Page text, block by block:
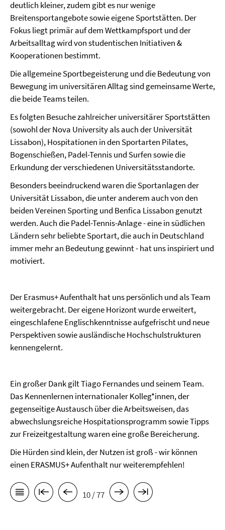
deutlich kleiner, zudem gibt es nur wenige
Breitensportangebote sowie eigene Sportstätten. Der
Fokus liegt primär auf dem Wettkampfsport und der
Arbeitsalltag wird von studentischen Initiativen &
Kooperationen bestimmt.
Die allgemeine Sportbegeisterung und die Bedeutung von
Bewegung im universitären Alltag sind gemeinsame Werte,
die beide Teams teilen.
Es folgten Besuche zahlreicher universitärer Sportstätten
(sowohl der Nova University als auch der Universität
Lissabon), Hospitationen in den Sportarten Pilates,
Bogenschießen, Padel-Tennis und Surfen sowie die
Erkundung der verschiedenen Universitätsstandorte.
Besonders beeindruckend waren die Sportanlagen der
Universität Lissabon, die unter anderem auch von den
beiden Vereinen Sporting und Benfica Lissabon genutzt
werden. Auch die Padel-Tennis-Anlage - eine in südlichen
Ländern sehr beliebte Sportart, die auch in Deutschland
immer mehr an Bedeutung gewinnt - hat uns inspiriert und
motiviert.
Der Erasmus+ Aufenthalt hat uns persönlich und als Team
weitergebracht. Der eigene Horizont wurde erweitert,
eingeschlafene Englischkenntnisse aufgefrischt und neue
Perspektiven sowie ausländische Hochschulstrukturen
kennengelernt.
Ein großer Dank gilt Tiago Fernandes und seinem Team.
Das Kennenlernen internationaler Kolleg*innen, der
gegenseitige Austausch über die Arbeitsweisen, das
abwechslungsreiche Hospitationsprogramm sowie Tipps
zur Freizeitgestaltung waren eine große Bereicherung.
Die Hürden sind klein, der Nutzen ist groß - wir können
einen ERASMUS+ Aufenthalt nur weiterempfehlen!
10 / 77